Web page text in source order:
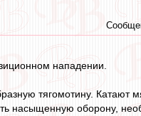
нападении.
тягомотину. Катают
насыщенную оборону,